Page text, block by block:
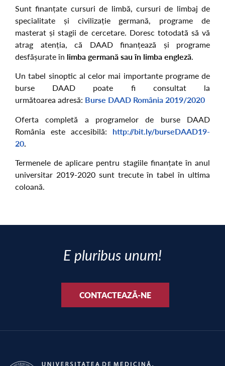
Sunt finanțate cursuri de limbă, cursuri de limbaj de
specialitate și civilizație germană, programe de
masterat și stagii de cercetare. Doresc totodată să vă
atrag atenția, că DAAD finanțează și programe
desfășurate în limba germană sau în limba engleză.
Un tabel sinoptic al celor mai importante programe de
burse DAAD poate fi consultat la
următoarea adresă: Burse DAAD România 2019/2020
Oferta completă a programelor de burse DAAD
România este accesibilă: http://bit.ly/burseDAAD19-
20.
Termenele de aplicare pentru stagiile finanțate în anul
universitar 2019-2020 sunt trecute în tabel în ultima
coloană.
E pluribus unum!
CONTACTEAZĂ-NE